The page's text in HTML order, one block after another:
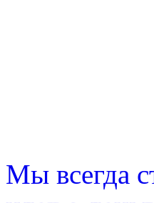
Мы всегда